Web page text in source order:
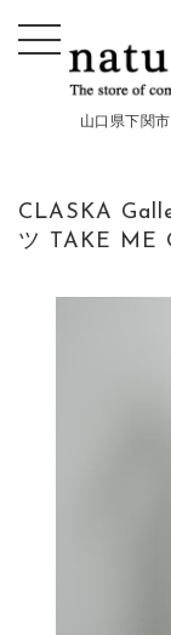
山口県下関
CLASKA
ツ TAKE ME